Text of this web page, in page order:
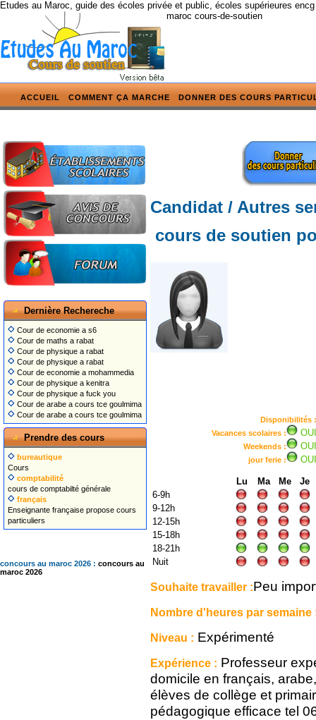
Etudes au Maroc, guide des écoles privée et public, écoles supérieures
maroc cours-de-soutien
ACCUEIL COMMENT ÇA MARCHE DONNER DES COURS
Dernière Rechereche
Cour de economie a s6
Cour de maths a rabat
Cour de physique a rabat
Cour de physique a rabat
Cour de economie a mohammedia
Cour de physique a kenitra
Cour de physique a fuck you
Cour de arabe a cours tce goulmima
Cour de arabe a cours tce goulmima
Prendre des cours
bureautique
Cours
comptabilité
cours de comptabilté générale
français
Enseignante française propose cours
particuliers
concours au maroc 2026 : concours au
maroc 2026
Candidat / Autres
cours de soutien
Disponibilités :
Vacances scolaires :
OUI
Weekends : OUI
jour ferie : OUI
Lu Ma Me
Je
6-9h
9-12h
12-15h
15-18h
18-21h
Nuit
Souhaite travailler :Peu
Nombre d'heures par semaine
Niveau : Expérimenté
Expérience : Professeur
domicile en français,
élèves de collège et
pédagogique efficace tel